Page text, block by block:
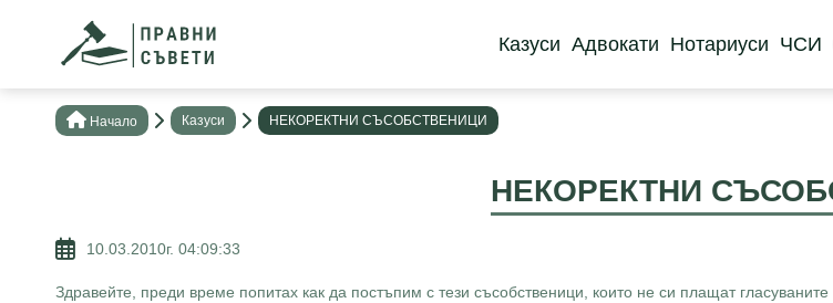
Казуси Адвокати Нотариуси ЧСИ
Нaчало Казуси НЕКОРЕКТНИ СЪСОБСТВЕНИЦИ
НЕКОРЕКТНИ
10.03.2010г. 04:09:33
Здравейте, преди време попитах как да постъпим с тези съсобственици, които не си плащат